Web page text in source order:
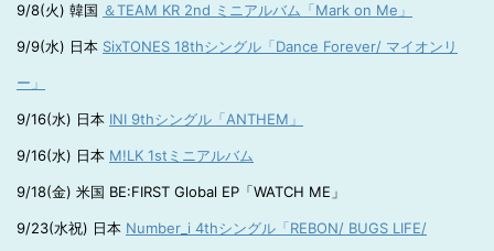
9/8(火) 韓国 ＆TEAM KR 2nd ミニアルバム「Mark on Me」
9/9(水) 日本 SixTONES 18thシングル「Dance Forever/ マイオンリ
ー」
9/16(水) 日本 INI 9thシングル「ANTHEM」
9/16(水) 日本 M!LK 1stミニアルバム
9/18(金) 米国 BE:FIRST Global EP「WATCH ME」
9/23(水祝) 日本 Number_i 4thシングル「REBON/ BUGS LIFE/